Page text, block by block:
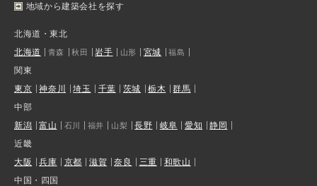
地域から建築会社を探す
北海道・東北
北海道
青森 秋田 岩手 山形 宮城 福島
関東
東京
神奈川 埼玉 千葉 茨城 栃木
群馬
中部
新潟
富山 石川 福井 山梨 長野 岐阜 愛知
静岡
近畿
大阪
兵庫 京都 滋賀 奈良 三重
和歌山
中国・四国